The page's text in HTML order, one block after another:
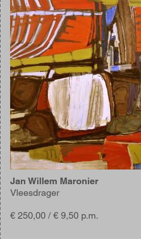
Jan Willem Maronier
Vleesdrager
€ 250,00 / € 9,50 p.m.